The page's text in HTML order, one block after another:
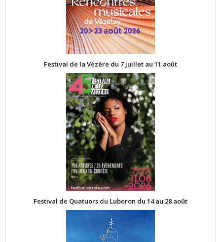
Festival de la Vézère du 7 juillet au 11 août
Festival de Quatuors du Luberon du 14 au 28 août